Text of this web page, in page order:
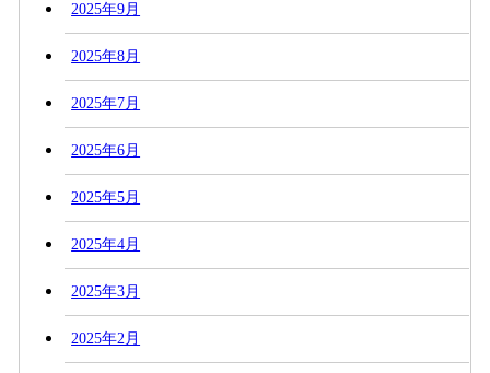
2025年9月
2025年8月
2025年7月
2025年6月
2025年5月
2025年4月
2025年3月
2025年2月